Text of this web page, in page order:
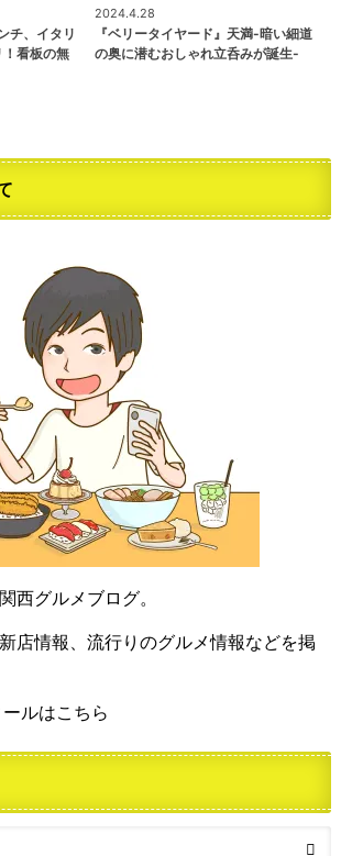
チ、イタリ
看板の無
2024.4.28
『ベリータイヤード』天満-暗い細道
の奥に潜むおしゃれ立呑みが誕生-
西グルメブログ。
店情報、流行りのグルメ情報などを掲
ルはこちら